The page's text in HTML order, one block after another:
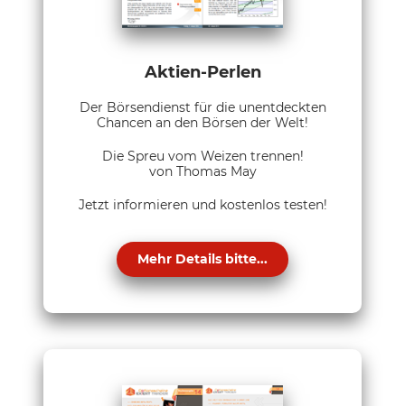
Aktien-Perlen
Der Börsendienst für die unentdeckten
Chancen an den Börsen der Welt!
Die Spreu vom Weizen trennen!
von Thomas May
Jetzt informieren und kostenlos testen!
Mehr Details bitte...